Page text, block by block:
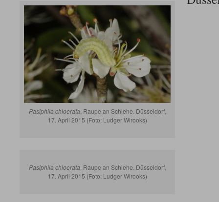
Pasiphila chloerata , Raupe an Schlehe. Düsseldorf,
17. April 2015 (Foto: Ludger Wirooks)
Pasiphila chloerata , Raupe an Schlehe. Düsseldorf,
17. April 2015 (Foto: Ludger Wirooks)